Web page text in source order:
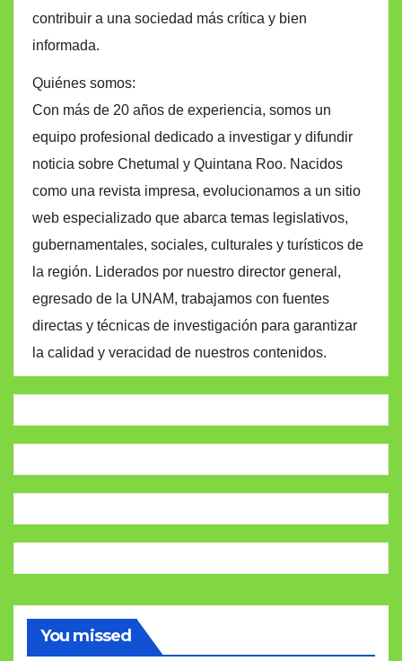
contribuir a una sociedad más crítica y bien
informada.
Quiénes somos:
Con más de 20 años de experiencia, somos un
equipo profesional dedicado a investigar y difundir
noticia sobre Chetumal y Quintana Roo. Nacidos
como una revista impresa, evolucionamos a un sitio
web especializado que abarca temas legislativos,
gubernamentales, sociales, culturales y turísticos de
la región. Liderados por nuestro director general,
egresado de la UNAM, trabajamos con fuentes
directas y técnicas de investigación para garantizar
la calidad y veracidad de nuestros contenidos.
You missed